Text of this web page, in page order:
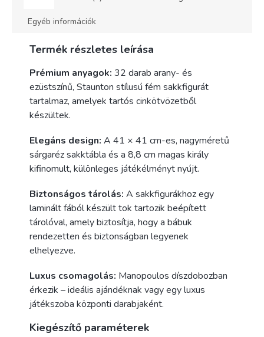
Egyéb információk
Termék részletes leírása
Prémium anyagok: 32 darab arany- és
ezüstszínű, Staunton stílusú fém sakkfigurát
tartalmaz, amelyek tartós cinkötvözetből
készültek.
Elegáns design: A 41 × 41 cm-es, nagyméretű
sárgaréz sakktábla és a 8,8 cm magas király
kifinomult, különleges játékélményt nyújt.
Biztonságos tárolás: A sakkfigurákhoz egy
laminált fából készült tok tartozik beépített
tárolóval, amely biztosítja, hogy a bábuk
rendezetten és biztonságban legyenek
elhelyezve.
Luxus csomagolás: Manopoulos díszdobozban
érkezik – ideális ajándéknak vagy egy luxus
játékszoba központi darabjaként.
Kiegészítő paraméterek